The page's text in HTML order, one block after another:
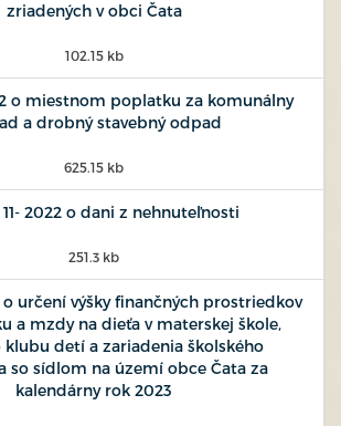
zriadených v obci Čata
102.15 kb
o miestnom poplatku za komunálny
a drobný stavebný odpad
625.15 kb
11- 2022 o dani z nehnuteľnosti
251.3 kb
o určení výšky finančných prostriedkov
a mzdy na dieťa v materskej škole,
klubu detí a zariadenia školského
so sídlom na území obce Čata za
kalendárny rok 2023